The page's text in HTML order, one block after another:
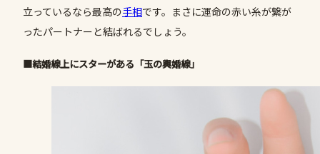
立っているなら最高の手相です。まさに運命の赤い糸が繋が
ったパートナーと結ばれるでしょう。
■結婚線上にスターがある「玉の輿婚線」